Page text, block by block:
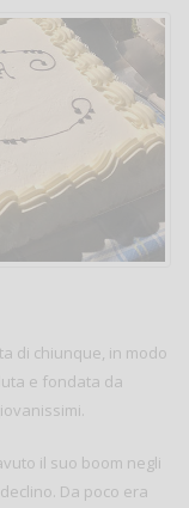
di chiunque, in modo
e fondata da
il suo boom negli
Da poco era